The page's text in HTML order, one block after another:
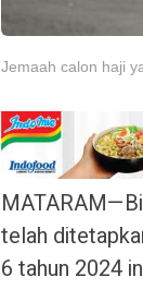
Jemaah calon haji
telah
6 tahun 2024